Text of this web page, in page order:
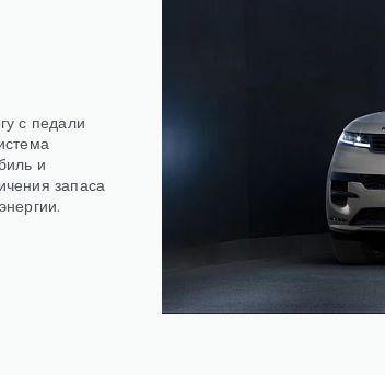
с педали
и
запаса